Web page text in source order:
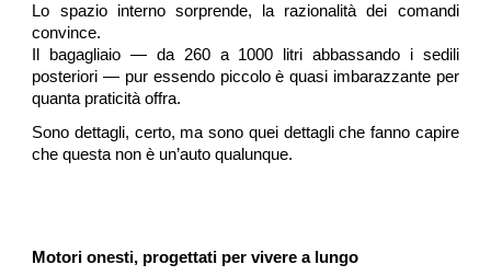
Lo spazio interno sorprende, la razionalità dei comandi
convince.
Il bagagliaio — da 260 a 1000 litri abbassando i sedili
posteriori — pur essendo piccolo è quasi imbarazzante per
quanta praticità offra.
Sono dettagli, certo, ma sono quei dettagli che fanno capire
che questa non è un’auto qualunque.
Motori onesti, progettati per vivere a lungo